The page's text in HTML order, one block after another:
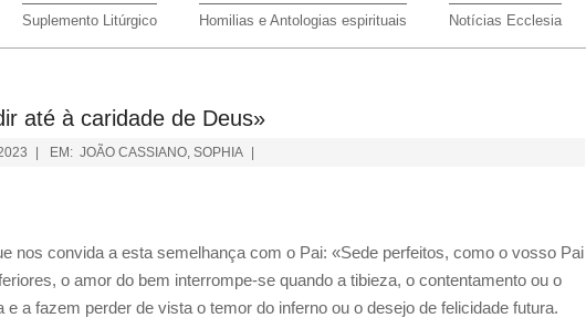
Suplemento Litúrgico
Homilias e Antologias espirituais
Notícias Ecclesia
até à caridade de Deus»
EM: JOÃO CASSIANO, SOPHIA
nos convida a esta semelhança com o Pai: «Sede perfeitos, como o vosso Pai
o amor do bem interrompe-se quando a tibieza, o contentamento ou o
a fazem perder de vista o temor do inferno ou o desejo de felicidade futura.